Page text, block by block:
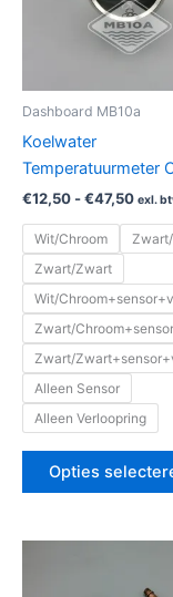
Dashboard MB10a
Koelwater
Temperatuurmeter
€12,50 -€47,50 exl.
Wit/Chroom
Zwart/Zwart
Wit/
Zwart/
Zwart/
Alleen Sensor
Alleen Verloopring
Opties